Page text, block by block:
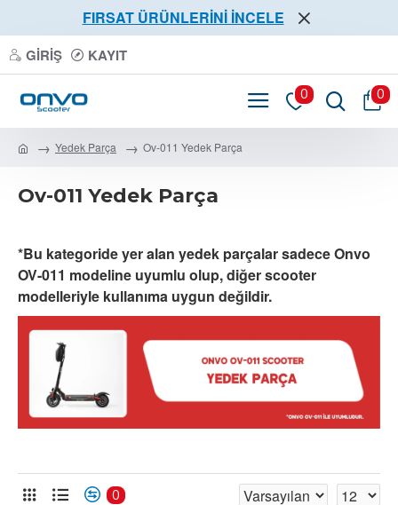
FIRSAT ÜRÜNLERİNİ İNCELE
GIRIŞ KAYIT
0 0
Yedek Parça Ov-011 Yedek Parça
Ov-011 Yedek Parça
*Bu kategoride yer alan yedek parçalar sadece Onvo
OV-011 modeline uyumlu olup, diğer scooter
modelleriyle kullanıma uygun değildir.
0